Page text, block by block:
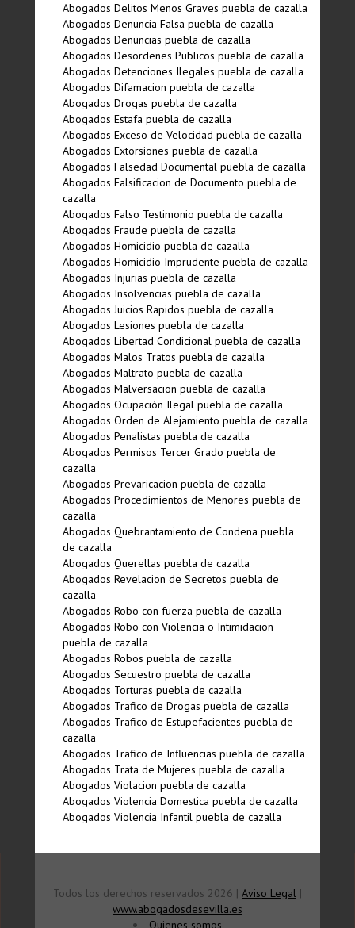
Abogados Delitos Menos Graves puebla de cazalla
Abogados Denuncia Falsa puebla de cazalla
Abogados Denuncias puebla de cazalla
Abogados Desordenes Publicos puebla de cazalla
Abogados Detenciones Ilegales puebla de cazalla
Abogados Difamacion puebla de cazalla
Abogados Drogas puebla de cazalla
Abogados Estafa puebla de cazalla
Abogados Exceso de Velocidad puebla de cazalla
Abogados Extorsiones puebla de cazalla
Abogados Falsedad Documental puebla de cazalla
Abogados Falsificacion de Documento puebla de
cazalla
Abogados Falso Testimonio puebla de cazalla
Abogados Fraude puebla de cazalla
Abogados Homicidio puebla de cazalla
Abogados Homicidio Imprudente puebla de cazalla
Abogados Injurias puebla de cazalla
Abogados Insolvencias puebla de cazalla
Abogados Juicios Rapidos puebla de cazalla
Abogados Lesiones puebla de cazalla
Abogados Libertad Condicional puebla de cazalla
Abogados Malos Tratos puebla de cazalla
Abogados Maltrato puebla de cazalla
Abogados Malversacion puebla de cazalla
Abogados Ocupación Ilegal puebla de cazalla
Abogados Orden de Alejamiento puebla de cazalla
Abogados Penalistas puebla de cazalla
Abogados Permisos Tercer Grado puebla de
cazalla
Abogados Prevaricacion puebla de cazalla
Abogados Procedimientos de Menores puebla de
cazalla
Abogados Quebrantamiento de Condena puebla
de cazalla
Abogados Querellas puebla de cazalla
Abogados Revelacion de Secretos puebla de
cazalla
Abogados Robo con fuerza puebla de cazalla
Abogados Robo con Violencia o Intimidacion
puebla de cazalla
Abogados Robos puebla de cazalla
Abogados Secuestro puebla de cazalla
Abogados Torturas puebla de cazalla
Abogados Trafico de Drogas puebla de cazalla
Abogados Trafico de Estupefacientes puebla de
cazalla
Abogados Trafico de Influencias puebla de cazalla
Abogados Trata de Mujeres puebla de cazalla
Abogados Violacion puebla de cazalla
Abogados Violencia Domestica puebla de cazalla
Abogados Violencia Infantil puebla de cazalla
Todos los derechos reservados 2026 | Aviso Legal |
www.abogadosdesevilla.es
Quienes somos